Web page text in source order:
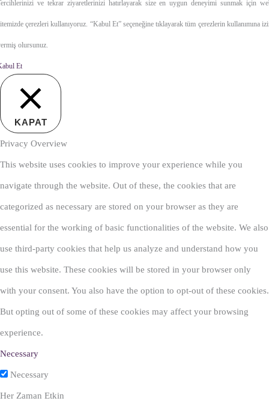
ve tekrar ziyaretlerinizi hatırlayarak size en uygun deneyimi sunmak için
çerezleri kullanıyoruz. “Kabul Et” seçeneğine tıklayarak tüm çerezlerin kullanımına
olursunuz.
Et
KAPAT
Privacy Overview
This website uses cookies to improve your experience while you
navigate through the website. Out of these, the cookies that are
categorized as necessary are stored on your browser as they are
essential for the working of basic functionalities of the website. We also
use third-party cookies that help us analyze and understand how you
use this website. These cookies will be stored in your browser only
with your consent. You also have the option to opt-out of these cookies.
But opting out of some of these cookies may affect your browsing
experience.
Necessary
Necessary
Her Zaman Etkin